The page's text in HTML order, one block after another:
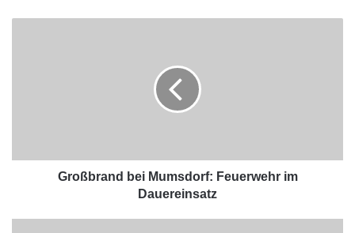
Großbrand bei Mumsdorf: Feuerwehr im
Dauereinsatz